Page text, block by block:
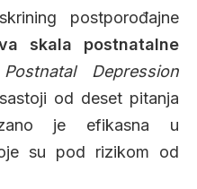
postporođajne
skala postnatalne
Depression
od deset pitanja
je efikasna u
su pod rizikom od